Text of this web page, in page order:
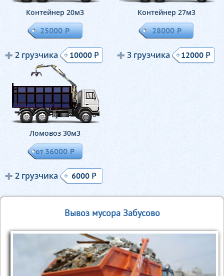
Контейнер 20м3
25000 Р
2 грузчика 10000Р
Контейнер 27м3
28000 Р
3 грузчика 12000Р
Ломовоз 30м3
от 36000 Р
2 грузчика 6000Р
Вывоз мусора Забусово